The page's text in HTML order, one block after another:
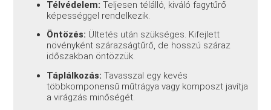
Télvédelem: Teljesen télálló, kiváló fagytűrő
képességgel rendelkezik.
Öntözés: Ültetés után szükséges. Kifejlett
növényként szárazságtűrő, de hosszú száraz
időszakban öntözzük.
Táplálkozás: Tavasszal egy kevés
többkomponensű műtrágya vagy komposzt javítja
a virágzás minőségét.